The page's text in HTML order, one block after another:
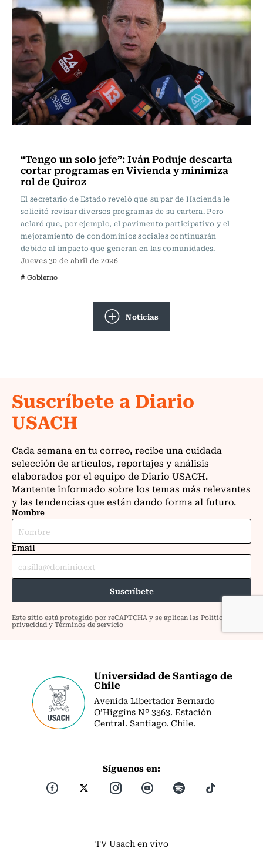
“Tengo un solo jefe”: Iván Poduje descarta
cortar programas en Vivienda y minimiza
rol de Quiroz
El secretario de Estado reveló que su par de Hacienda le
solicitó revisar diversos programas de su cartera. Pero
aclaró que, por ejemplo, el pavimento participativo y el
mejoramiento de condominios sociales continuarán
debido al impacto que generan en las comunidades.
Jueves 30 de abril de 2026
# Gobierno
Noticias
Universidad de Santiago de
Chile
Avenida Libertador Bernardo
O’Higgins Nº 3363. Estación
Central. Santiago. Chile.
Síguenos en:
TV Usach en vivo